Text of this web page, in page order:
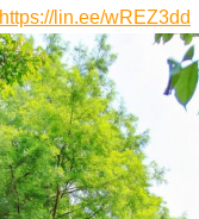
https://lin.ee/wREZ3dd